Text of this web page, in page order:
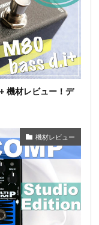
機材レビュー！デ
機材レビュー